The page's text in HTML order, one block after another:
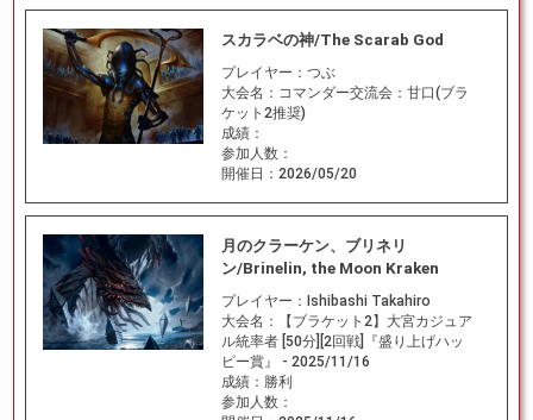
スカラベの神/The Scarab God
プレイヤー： つぶ
大会名： コマンダー交流会：甘口(ブラ
ケット2推奨)
成績：
参加人数：
開催日： 2026/05/20
月のクラーケン、ブリネリ
ン/Brinelin, the Moon Kraken
プレイヤー： Ishibashi Takahiro
大会名：
【ブラケット2】大宮カジュア
ル統率者 [50分][2回戦]『盛り上げハッ
ピー賞』 - 2025/11/16
成績： 勝利
参加人数：